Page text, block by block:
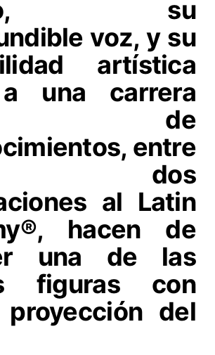
su
voz, y su
artística
una carrera
de
entre
dos
al Latin
hacen de
una de las
figuras con
proyección del